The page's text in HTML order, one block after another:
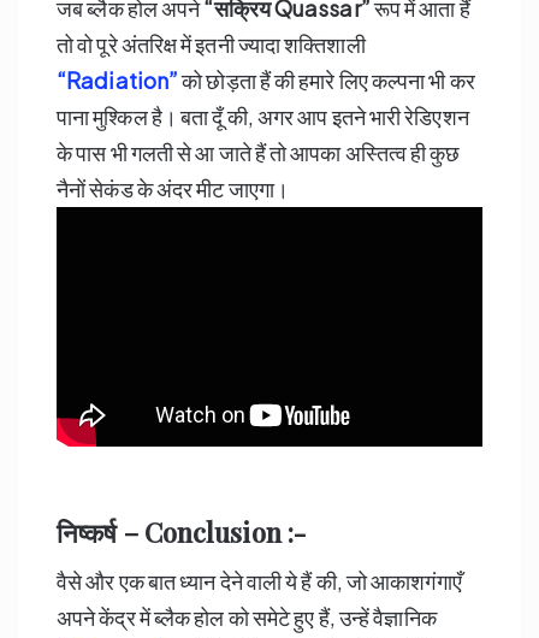
जब ब्लैक होल अपने“सक्रिय Quassar”रूप में आता हैं
तो वो पूरे अंतरिक्ष में इतनी ज्यादा शक्तिशाली
“Radiation”को छोड़ता हैं की हमारे लिए कल्पना भी कर
पाना मुश्किल है। बता दूँ की, अगर आप इतने भारी रेडिएशन
के पास भी गलती से आ जाते हैं तो आपका अस्तित्व ही कुछ
नैनों सेकंड के अंदर मीट जाएगा।
निष्कर्ष – Conclusion :-
वैसे और एक बात ध्यान देने वाली ये हैं की, जो आकाशगंगाएँ
अपने केंद्र में ब्लैक होल को समेटे हुए हैं, उन्हें वैज्ञानिक